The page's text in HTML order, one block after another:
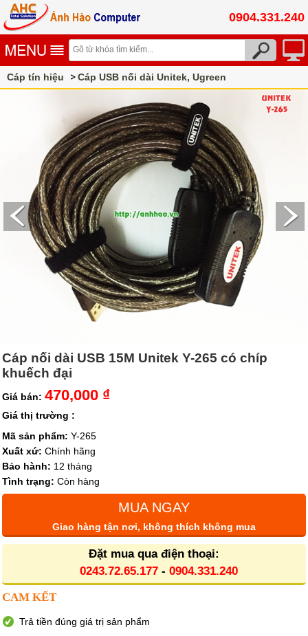
0904.331.240
Cáp tín hiệu Cáp USB nối dài Unitek, Ugreen
Cáp nối dài USB 15M Unitek Y-265 có chíp
khuếch đại
Giá bán: 470,000 ₫
Giá thị trường :
Mã sản phẩm: Y-265
Xuất xứ: Chính hãng
Bảo hành: 12 tháng
Tình trạng: Còn hàng
MUA NGAY
Giao hàng tận nơi, không thích không mua
Đặt mua qua điện thoại:
0243.72.65.177- 0904.331.240
CAM KẾT
Trả tiền đúng giá trị sản phẩm